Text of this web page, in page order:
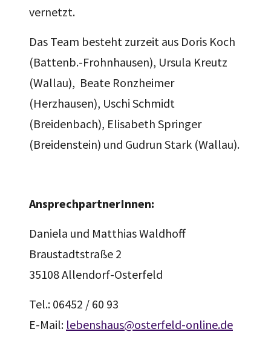
vernetzt.
Das Team besteht zurzeit aus Doris Koch
(Battenb.-Frohnhausen), Ursula Kreutz
(Wallau), Beate Ronzheimer
(Herzhausen), Uschi Schmidt
(Breidenbach), Elisabeth Springer
(Breidenstein) und Gudrun Stark (Wallau).
AnsprechpartnerInnen:
Daniela und Matthias Waldhoff
Braustadtstraße 2
35108 Allendorf-Osterfeld
Tel.: 06452 / 60 93
E-Mail: lebenshaus@osterfeld-online.de